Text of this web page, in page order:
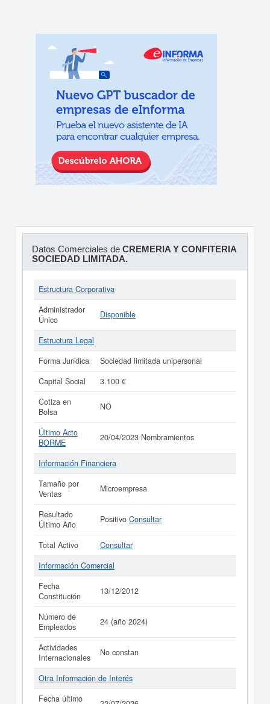
Datos Comerciales de CREMERIA Y CONFITERIA
SOCIEDAD LIMITADA.
Estructura Corporativa
Administrador
Único
Disponible
Estructura Legal
Forma Jurídica
Sociedad limitada unipersonal
Capital Social
3.100 €
Cotiza en
Bolsa
NO
Último Acto
BORME
20/04/2023 Nombramientos
Información Financiera
Tamaño por
Ventas
Microempresa
Resultado
Último Año
Positivo Consultar
Total Activo
Consultar
Información Comercial
Fecha
Constitución
13/12/2012
Número de
Empleados
24 (año 2024)
Actividades
Internacionales
No constan
Otra Información de Interés
Fecha último